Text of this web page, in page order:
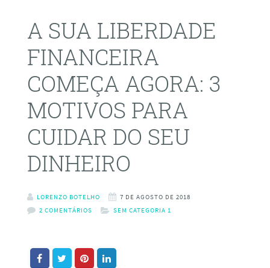
A SUA LIBERDADE
FINANCEIRA
COMEÇA AGORA: 3
MOTIVOS PARA
CUIDAR DO SEU
DINHEIRO
LORENZO BOTELHO
7 DE AGOSTO DE 2018
2 COMENTÁRIOS
SEM CATEGORIA 1